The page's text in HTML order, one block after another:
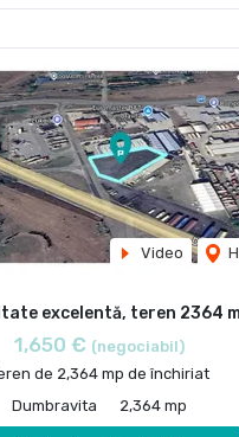
Video
excelentă, teren 2364
1,650 € (negociabil)
de 2,364 mp de închiriat
Dumbravita
2,364 mp